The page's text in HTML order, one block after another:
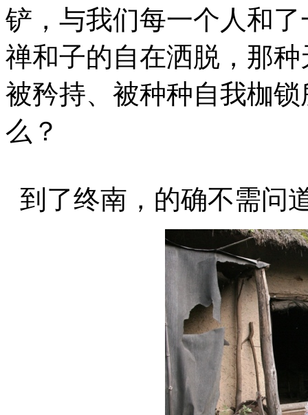
铲，与我们每一个人和
禅和子的自在洒脱，那
被矜持、被种种自我枷
么？
到了终南，的确不需问